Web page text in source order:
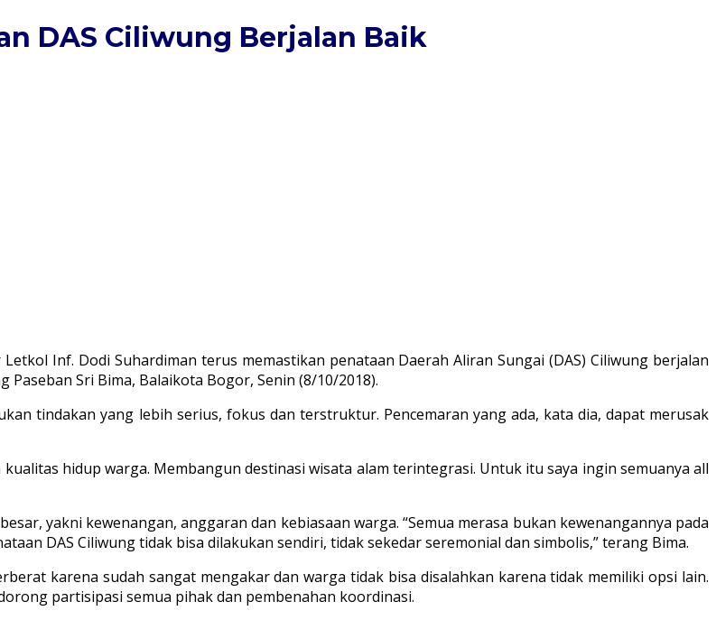
DAS Ciliwung Berjalan Baik
Inf. Dodi Suhardiman terus memastikan penataan Daerah Aliran Sungai (DAS) Ciliwung berjalan
Sri Bima, Balaikota Bogor, Senin (8/10/2018).
tindakan yang lebih serius, fokus dan terstruktur. Pencemaran yang ada, kata dia, dapat merusak
hidup warga. Membangun destinasi wisata alam terintegrasi. Untuk itu saya ingin semuanya all
yakni kewenangan, anggaran dan kebiasaan warga. “Semua merasa bukan kewenangannya pada
DAS Ciliwung tidak bisa dilakukan sendiri, tidak sekedar seremonial dan simbolis,” terang Bima.
karena sudah sangat mengakar dan warga tidak bisa disalahkan karena tidak memiliki opsi lain.
partisipasi semua pihak dan pembenahan koordinasi.